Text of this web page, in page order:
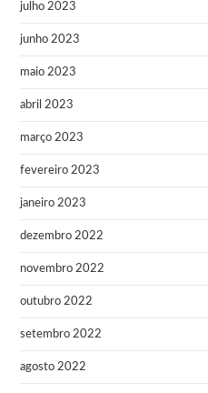
julho 2023
junho 2023
maio 2023
abril 2023
março 2023
fevereiro 2023
janeiro 2023
dezembro 2022
novembro 2022
outubro 2022
setembro 2022
agosto 2022